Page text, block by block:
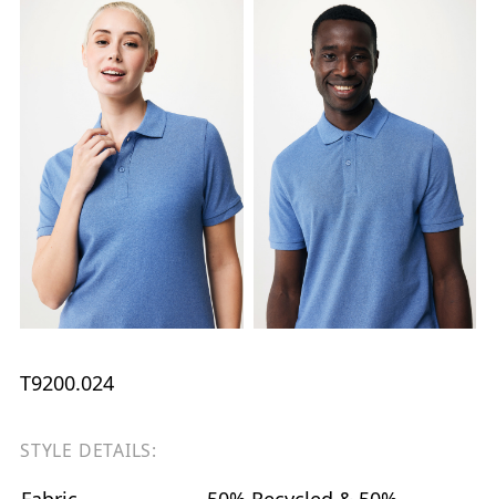
T9200.024
STYLE DETAILS: